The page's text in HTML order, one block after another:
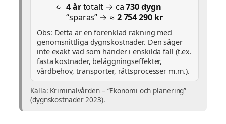
4 årtotalt → ca730 dygn
“sparas” → ≈ 2 754 290 kr
Obs: Detta är en förenklad räkning med
genomsnittliga dygnskostnader. Den säger
inte exakt vad som händer i enskilda fall (t.ex.
fasta kostnader, beläggningseffekter,
vårdbehov, transporter, rättsprocesser m.m.).
Källa: Kriminalvården – “Ekonomi och planering”
(dygnskostnader 2023).